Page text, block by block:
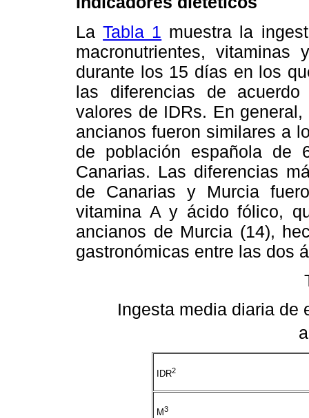
LaTabla 1
muestra la
macronutrientes,
durante los 15 días en los
las diferencias de
valores de IDRs. En
ancianos fueron similares a
de población española de
Canarias. Las diferencias
de Canarias y Murcia
vitamina A y ácido fólico,
ancianos de Murcia (14),
gastronómicas entre las dos
Ingesta media diaria de
IDR2
M3